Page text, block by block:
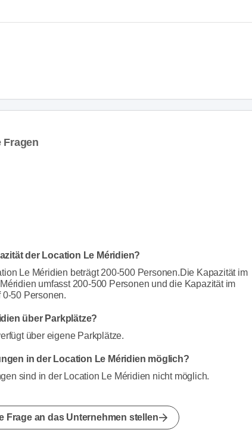
Fragen
der Location Le Méridien?
Le Méridien beträgt 200-500 Personen.Die Kapazität im
umfasst 200-500 Personen und die Kapazität im
50 Personen.
über Parkplätze?
über eigene Parkplätze.
in der Location Le Méridien möglich?
sind in der Location Le Méridien nicht möglich.
Frage an das Unternehmen stellen